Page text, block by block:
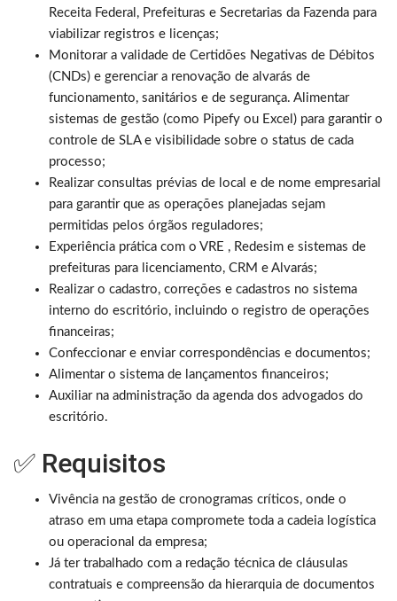
Receita Federal, Prefeituras e Secretarias da Fazenda para
viabilizar registros e licenças;
Monitorar a validade de Certidões Negativas de Débitos
(CNDs) e gerenciar a renovação de alvarás de
funcionamento, sanitários e de segurança. Alimentar
sistemas de gestão (como Pipefy ou Excel) para garantir o
controle de SLA e visibilidade sobre o status de cada
processo;
Realizar consultas prévias de local e de nome empresarial
para garantir que as operações planejadas sejam
permitidas pelos órgãos reguladores;
Experiência prática com o VRE , Redesim e sistemas de
prefeituras para licenciamento, CRM e Alvarás;
Realizar o cadastro, correções e cadastros no sistema
interno do escritório, incluindo o registro de operações
financeiras;
Confeccionar e enviar correspondências e documentos;
Alimentar o sistema de lançamentos financeiros;
Auxiliar na administração da agenda dos advogados do
escritório.
✅ Requisitos
Vivência na gestão de cronogramas críticos, onde o
atraso em uma etapa compromete toda a cadeia logística
ou operacional da empresa;
Já ter trabalhado com a redação técnica de cláusulas
contratuais e compreensão da hierarquia de documentos